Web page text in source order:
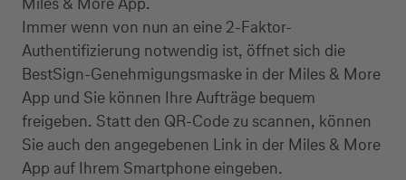
Immer wenn von nun an eine 2-Faktor-
Authentifizierung notwendig ist, öffnet sich die
BestSign-Genehmigungsmaske in der Miles & More
App und Sie können Ihre Aufträge bequem
freigeben. Statt den QR-Code zu scannen, können
Sie auch den angegebenen Link in der Miles & More
App auf Ihrem Smartphone eingeben.